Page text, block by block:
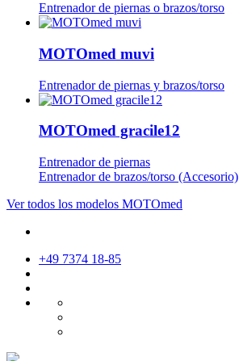
Entrenador de piernas o brazos/torso
MOTOmed muvi
Entrenador de piernas y brazos/torso
MOTOmed gracile12
Entrenador de piernas
Entrenador de brazos/torso (Accesorio)
Ver todos los modelos MOTOmed
+49 7374 18-85